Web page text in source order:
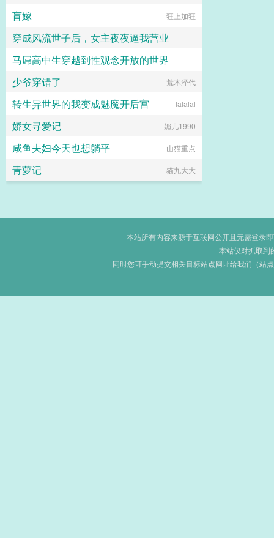
盲嫁
狂上加狂
穿成风流世子后，女主夜夜逼我营业
键盘练习生
马屌高中生穿越到性观念开放的世界
热爱生活的小东
少爷穿错了 荒木泽代
转生异世界的我变成魅魔开后宫 lalalal
娇女寻爱记 媚儿1990
咸鱼夫妇今天也想躺平 山猫重点
青萝记 猫九大大
本站所有内容来源于互联网公开且无需登录
本站仅对抓取到
同时您可手动提交相关目标站点网址给我们（站